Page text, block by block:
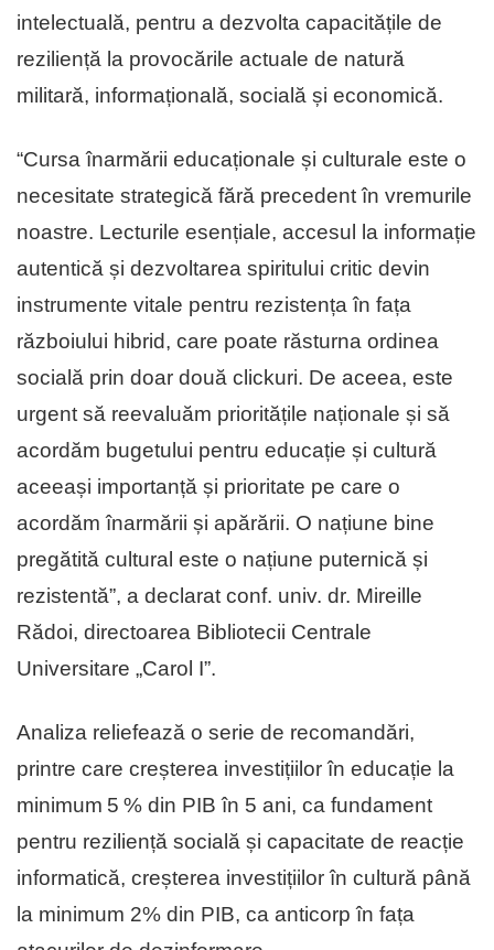
intelectuală, pentru a dezvolta capacitățile de
reziliență la provocările actuale de natură
militară, informațională, socială și economică.
“Cursa înarmării educaționale și culturale este o
necesitate strategică fără precedent în vremurile
noastre. Lecturile esențiale, accesul la informație
autentică și dezvoltarea spiritului critic devin
instrumente vitale pentru rezistența în fața
războiului hibrid, care poate răsturna ordinea
socială prin doar două clickuri. De aceea, este
urgent să reevaluăm prioritățile naționale și să
acordăm bugetului pentru educație și cultură
aceeași importanță și prioritate pe care o
acordăm înarmării și apărării. O națiune bine
pregătită cultural este o națiune puternică și
rezistentă”, a declarat conf. univ. dr. Mireille
Rădoi, directoarea Bibliotecii Centrale
Universitare „Carol I”.
Analiza reliefează o serie de recomandări,
printre care creșterea investițiilor în educație la
minimum 5 % din PIB în 5 ani, ca fundament
pentru reziliență socială și capacitate de reacție
informatică, creșterea investițiilor în cultură până
la minimum 2% din PIB, ca anticorp în fața